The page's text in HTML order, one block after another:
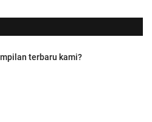
terbaru kami?